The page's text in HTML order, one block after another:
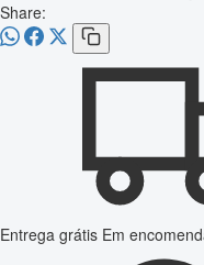
Share:
Entrega grátis Em